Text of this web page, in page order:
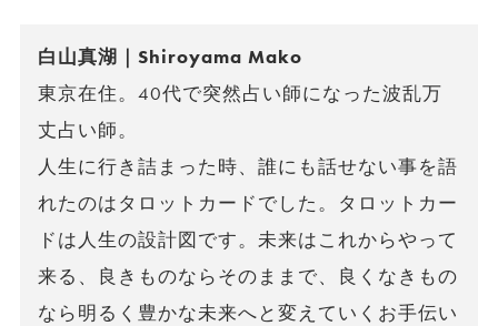
白山真湖｜Shiroyama Mako
東京在住。40代で突然占い師になった波乱万
丈占い師。
人生に行き詰まった時、誰にも話せない事を語
れたのはタロットカードでした。タロットカー
ドは人生の設計図です。未来はこれからやって
来る、良きものならそのままで、良くなきもの
なら明るく豊かな未来へと変えていくお手伝い